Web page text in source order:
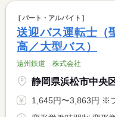
パート・アルバイト
送迎バス運転士（
高／大型バス）
遠州鉄道 株式会社
静岡県浜松市中央
1,645円〜3,863円 ※フルタイム求人の場合